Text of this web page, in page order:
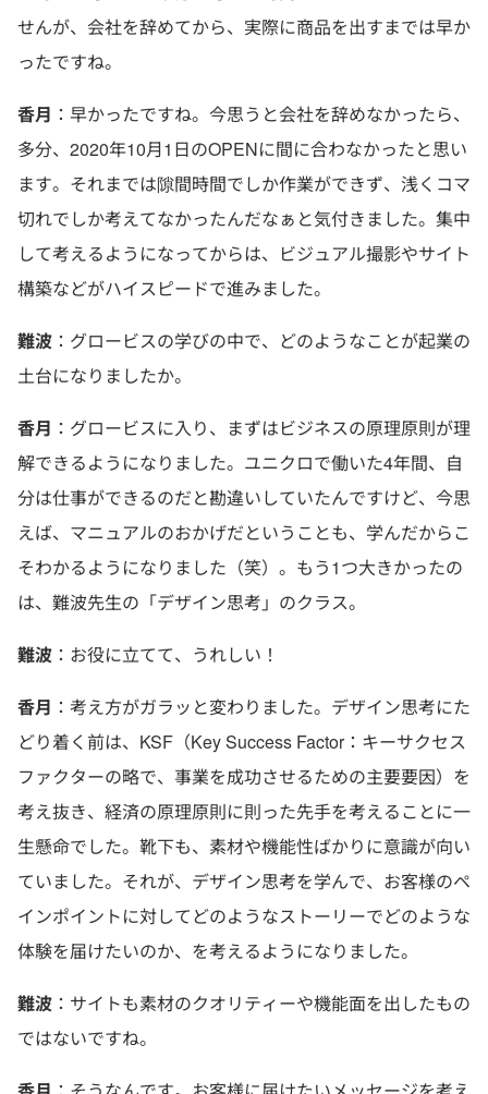
せんが、会社を辞めてから、実際に商品を出すまでは早か
ったですね。
香月 ：早かったですね。今思うと会社を辞めなかったら、
多分、2020年10月1日のOPENに間に合わなかったと思い
ます。それまでは隙間時間でしか作業ができず、浅くコマ
切れでしか考えてなかったんだなぁと気付きました。集中
して考えるようになってからは、ビジュアル撮影やサイト
構築などがハイスピードで進みました。
難波 ：グロービスの学びの中で、どのようなことが起業の
土台になりましたか。
香月 ：グロービスに入り、まずはビジネスの原理原則が理
解できるようになりました。ユニクロで働いた4年間、自
分は仕事ができるのだと勘違いしていたんですけど、今思
えば、マニュアルのおかげだということも、学んだからこ
そわかるようになりました（笑）。もう1つ大きかったの
は、難波先生の「デザイン思考」のクラス。
難波 ：お役に立てて、うれしい！
香月 ：考え方がガラッと変わりました。デザイン思考にた
どり着く前は、KSF（Key Success Factor：キーサクセス
ファクターの略で、事業を成功させるための主要要因）を
考え抜き、経済の原理原則に則った先手を考えることに一
生懸命でした。靴下も、素材や機能性ばかりに意識が向い
ていました。それが、デザイン思考を学んで、お客様のペ
インポイントに対してどのようなストーリーでどのような
体験を届けたいのか、を考えるようになりました。
難波 ：サイトも素材のクオリティーや機能面を出したもの
ではないですね。